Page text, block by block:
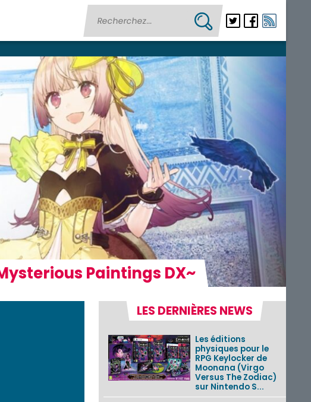
Paintings DX~
LES DERNIÈRES NEWS
Les éditions
physiques pour le
RPG Keylocker de
Moonana (Virgo
Versus The Zodiac)
sur Nintendo S...